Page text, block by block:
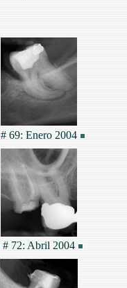
# 69: Enero 2004
# 72: Abril 2004